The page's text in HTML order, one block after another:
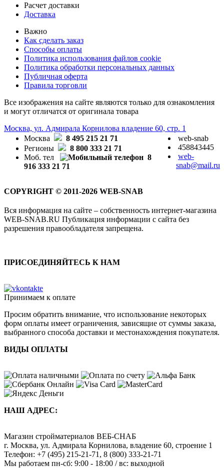
Расчет доставки
Доставка
Важно
Как сделать заказ
Способы оплаты
Политика использования файлов cookie
Политика обработки персональных данных
Публичная оферта
Правила торговли
Все изображения на сайте являются только для ознакомления
и могут отличатся от оригинала товара
Москва, ул. Адмирала Корнилова владение 60, стр. 1
Москва
8 495 215 21 71
Регионы
8 800 333 21 71
Моб. тел
8
916 333 21 71
web-snab
458843445
web-
snab@mail.ru
COPYRIGHT © 2011-2026 WEB-SNAB
Вся информация на сайте – собственность интернет-магазина
WEB-SNAB.RU Публикация информации с сайта без
разрешения правообладателя запрещена.
ПРИСОЕДИНЯЙТЕСЬ К НАМ
Принимаем к оплате
Просим обратить внимание, что использование некоторых
форм оплаты имеет ограничения, зависящие от суммы заказа,
выбранного способа доставки и местонахождения покупателя.
ВИДЫ ОПЛАТЫ
НАШ АДРЕС:
Магазин стройматериалов ВЕБ-СНАБ
г. Москва, ул. Адмирала Корнилова, владение 60, строение 1
Телефон: +7 (495) 215-21-71 , 8 (800) 333-21-71
Мы работаем пн-сб: 9:00 - 18:00 / вс: выходной